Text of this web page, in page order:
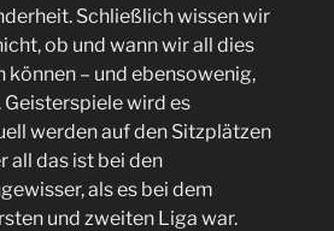
Schließlich wissen wir
ob und wann wir all dies
– und ebensowenig,
Geisterspiele wird es
werden auf den Sitzplätzen
all das ist bei den
als es bei dem
und zweiten Liga war.